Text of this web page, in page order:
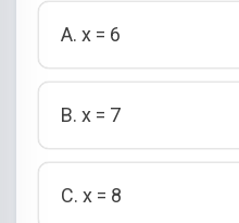
A. x = 6
B. x = 7
C. x = 8